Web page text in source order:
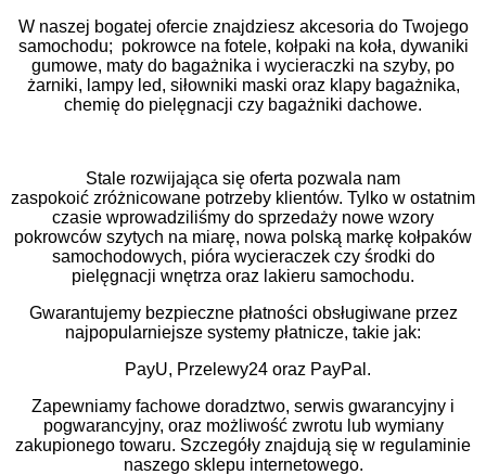
W naszej bogatej ofercie znajdziesz akcesoria do Twojego
samochodu; pokrowce na fotele, kołpaki na koła, dywaniki
gumowe, maty do bagażnika i wycieraczki na szyby, po
żarniki, lampy led, siłowniki maski oraz klapy bagażnika,
chemię do pielęgnacji czy bagażniki dachowe.
Stale rozwijająca się oferta pozwala nam
zaspokoić zróżnicowane potrzeby klientów. Tylko w ostatnim
czasie wprowadziliśmy do sprzedaży nowe wzory
pokrowców szytych na miarę, nowa polską markę kołpaków
samochodowych, pióra wycieraczek czy środki do
pielęgnacji wnętrza oraz lakieru samochodu.
Gwarantujemy bezpieczne płatności obsługiwane przez
najpopularniejsze systemy płatnicze, takie jak:
PayU, Przelewy24 oraz PayPal.
Zapewniamy fachowe doradztwo, serwis gwarancyjny i
pogwarancyjny, oraz możliwość zwrotu lub wymiany
zakupionego towaru. Szczegóły znajdują się w regulaminie
naszego sklepu internetowego.